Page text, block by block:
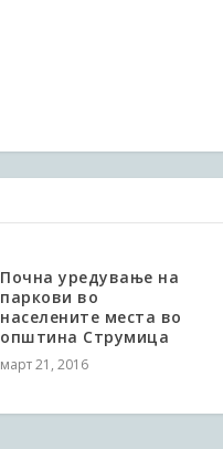
Почна уредување на
паркови во
населените места во
општина Струмица
март 21, 2016